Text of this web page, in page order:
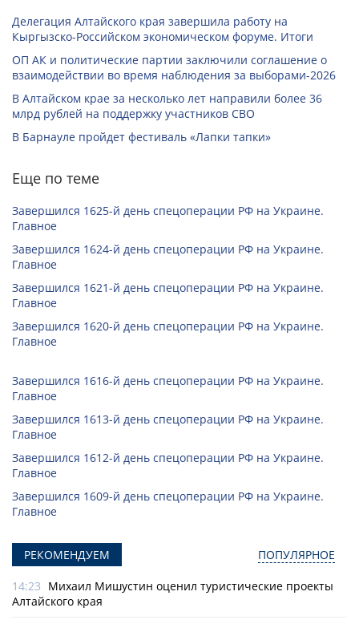
Делегация Алтайского края завершила работу на
Кыргызско-Российском экономическом форуме. Итоги
ОП АК и политические партии заключили соглашение о
взаимодействии во время наблюдения за выборами-2026
В Алтайском крае за несколько лет направили более 36
млрд рублей на поддержку участников СВО
В Барнауле пройдет фестиваль «Лапки тапки»
Еще по теме
Завершился 1625-й день спецоперации РФ на Украине.
Главное
Завершился 1624-й день спецоперации РФ на Украине.
Главное
Завершился 1621-й день спецоперации РФ на Украине.
Главное
Завершился 1620-й день спецоперации РФ на Украине.
Главное
Завершился 1616-й день спецоперации РФ на Украине.
Главное
Завершился 1613-й день спецоперации РФ на Украине.
Главное
Завершился 1612-й день спецоперации РФ на Украине.
Главное
Завершился 1609-й день спецоперации РФ на Украине.
Главное
РЕКОМЕНДУЕМ ПОПУЛЯРНОЕ
14:23 Михаил Мишустин оценил туристические проекты
Алтайского края